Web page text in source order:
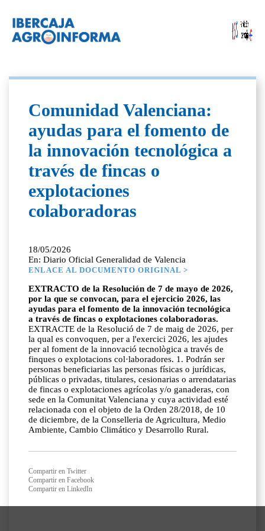
Comunidad Valenciana:
ayudas para el fomento de
la innovación tecnológica a
través de fincas o
explotaciones
colaboradoras
18/05/2026
En: Diario Oficial Generalidad de Valencia
ENLACE AL DOCUMENTO ORIGINAL >
EXTRACTO de la Resolución de 7 de mayo de 2026,
por la que se convocan, para el ejercicio 2026, las
ayudas para el fomento de la innovación tecnológica
a través de fincas o explotaciones colaboradoras.
EXTRACTE de la Resolució de 7 de maig de 2026, per
la qual es convoquen, per a l'exercici 2026, les ajudes
per al foment de la innovació tecnològica a través de
finques o explotacions col·laboradores. 1. Podrán ser
personas beneficiarias las personas físicas o jurídicas,
públicas o privadas, titulares, cesionarias o arrendatarias
de fincas o explotaciones agrícolas y/o ganaderas, con
sede en la Comunitat Valenciana y cuya actividad esté
relacionada con el objeto de la Orden 28/2018, de 10
de diciembre, de la Conselleria de Agricultura, Medio
Ambiente, Cambio Climático y Desarrollo Rural.
Compartir en Twitter
Compartir en Facebook
Compartir en LinkedIn